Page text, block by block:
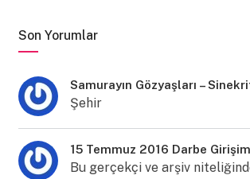
Son Yorumlar
Samurayın Gözyaşları –
Şehir
15 Temmuz 2016 Darbe
Bu gerçekçi ve arşiv